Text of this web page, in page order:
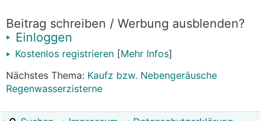
Beitrag schreiben / Werbung ausblenden?
Einloggen
Kostenlos registrieren [Mehr Infos]
Nächstes Thema: Kaufz bzw. Nebengeräusche
Regenwasserzisterne